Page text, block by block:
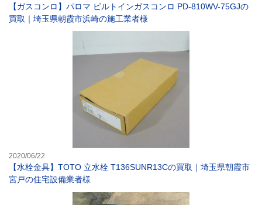
【ガスコンロ】パロマ ビルトインガスコンロ PD-810WV-75GJの
買取｜埼玉県朝霞市浜崎の施工業者様
2020/06/22
【水栓金具】TOTO 立水栓 T136SUNR13Cの買取｜埼玉県朝霞市
宮戸の住宅設備業者様